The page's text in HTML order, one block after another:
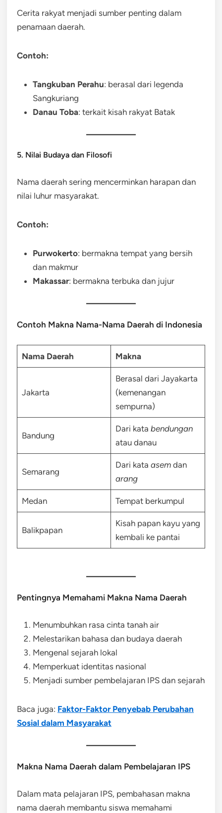
Cerita rakyat menjadi sumber penting dalam
penamaan daerah.
Contoh:
Tangkuban Perahu: berasal dari legenda
Sangkuriang
Danau Toba: terkait kisah rakyat Batak
5. Nilai Budaya dan Filosofi
Nama daerah sering mencerminkan harapan dan
nilai luhur masyarakat.
Contoh:
Purwokerto: bermakna tempat yang bersih
dan makmur
Makassar: bermakna terbuka dan jujur
Contoh Makna Nama-Nama Daerah di Indonesia
Nama Daerah Makna
Jakarta
Berasal dari Jayakarta
(kemenangan
sempurna)
Bandung
Dari kata bendungan
atau danau
Semarang
Dari kata asemdan
arang
Medan Tempat berkumpul
Balikpapan
Kisah papan kayu yang
kembali ke pantai
Pentingnya Memahami Makna Nama Daerah
Menumbuhkan rasa cinta tanah air
Melestarikan bahasa dan budaya daerah
Mengenal sejarah lokal
Memperkuat identitas nasional
Menjadi sumber pembelajaran IPS dan sejarah
Baca juga: Faktor-Faktor Penyebab Perubahan
Sosial dalam Masyarakat
Makna Nama Daerah dalam Pembelajaran IPS
Dalam mata pelajaran IPS, pembahasan makna
nama daerah membantu siswa memahami